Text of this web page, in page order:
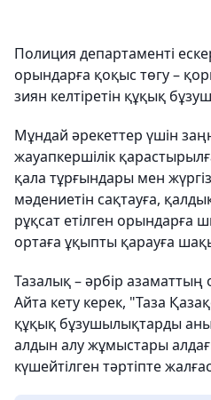
Полиция департаменті
орындарға қоқыс төгу –
зиян келтіретін құқық
Мұндай әрекеттер үшін
жауапкершілік
қала тұрғындары мен
мәдениетін сақтауға,
рұқсат етілген орындарға
ортаға ұқыпты қарауға
Тазалық – әрбір азаматтың
Айта кету керек, "Таза
құқық бұзушылықтарды
алдын алу жұмыстары
күшейтілген тәртіпте